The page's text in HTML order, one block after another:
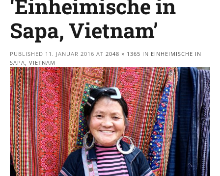
‘Einheimische in
Sapa, Vietnam’
PUBLISHED 11. JANUAR 2016 AT 2048 × 1365 IN EINHEIMISCHE IN
SAPA, VIETNAM